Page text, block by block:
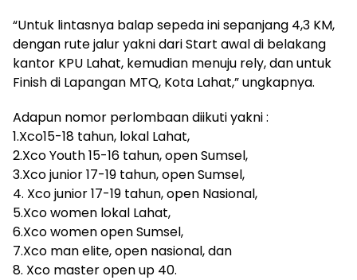
“Untuk lintasnya balap sepeda ini sepanjang 4,3 KM,
dengan rute jalur yakni dari Start awal di belakang
kantor KPU Lahat, kemudian menuju rely, dan untuk
Finish di Lapangan MTQ, Kota Lahat,” ungkapnya.
Adapun nomor perlombaan diikuti yakni :
1.Xco15-18 tahun, lokal Lahat,
2.Xco Youth 15-16 tahun, open Sumsel,
3.Xco junior 17-19 tahun, open Sumsel,
4. Xco junior 17-19 tahun, open Nasional,
5.Xco women lokal Lahat,
6.Xco women open Sumsel,
7.Xco man elite, open nasional, dan
8. Xco master open up 40.